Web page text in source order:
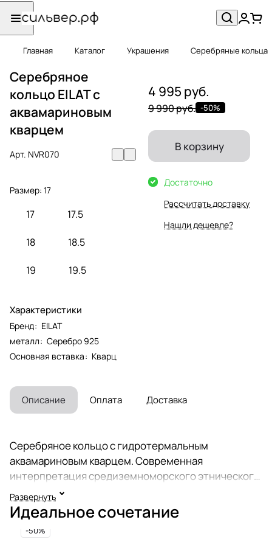
Главная Каталог Украшения Серебряные кольца
Серебряное
кольцо EILAT с
аквамариновым
кварцем
Арт. NVR070
Размер: 17
17 17.5
18 18.5
19 19.5
Характеристики
Бренд: EILAT
металл: Серебро 925
Основная вставка: Кварц
4 995 руб.
9 990 руб. -50%
В корзину
Достаточно
Рассчитать доставку
Нашли дешевле?
Описание Оплата Доставка
Серебряное кольцо с гидротермальным
аквамариновым кварцем. Современная
интерпретация средиземноморского этнического
стиля. Ультрамодное желтое матовое покрытие -
это слой золота 750 пробы 5-10 микрон (Vermeil).
Гидротермальный кварц с цветом аквамарина
выращенный в лаборатории, он демонстрирует все
Развернуть
Идеальное сочетание
-50%